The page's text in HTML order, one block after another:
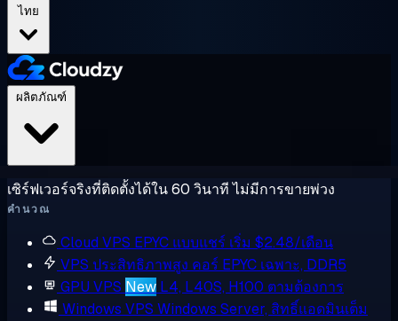
ไทย
เซิร์ฟเวอร์จริงที่ติดตั้งได้ใน 60 วินาที ไม่มีการขายพ่วง
คำนวณ
Cloud VPS EPYC แบบแชร์ เริ่ม $2.48/เดือน
VPS ประสิทธิภาพสูง คอร์ EPYC เฉพาะ, DDR5
GPU VPS New L4, L40S, H100 ตามต้องการ
Windows VPS Windows Server, สิทธิ์แอดมินเต็ม